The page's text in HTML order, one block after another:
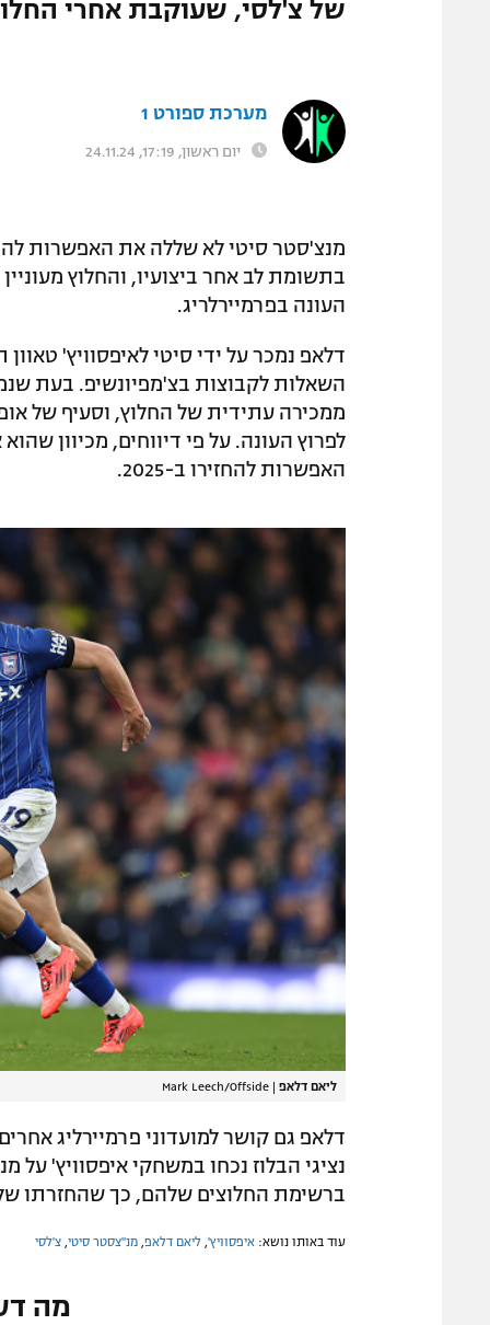
של צ'לסי, שעוקבת אחרי
מערכת ספורט 1
יום ראשון, 17:19, 24.11.24
בתשומת לב אחר ביצועיו, והחלוץ
העונה בפרמיירלריג.
ממכירה עתידית של החלוץ, וסעיף של
לפרוץ העונה. על פי דיווחים, מכיוון
האפשרות להחזירו ב-2025.
ליאם דלאפ |
Mark Leech/Offside
דלאפ גם קושר למועדוני פרמיירליג
נציגי הבלוז נכחו במשחקי איפסוויץ' על
ברשימת החלוצים שלהם, כך שהחזרתו
עוד באותו נושא: איפסוויץ' ליאם דלאפ מנ''צסטר סיטי צ'לסי
מה